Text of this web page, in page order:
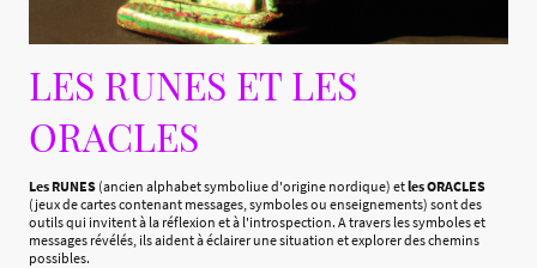
LES RUNES ET LES
ORACLES
Les RUNES (ancien alphabet symboliue d'origine nordique) etles ORACLES
(jeux de cartes contenant messages, symboles ou enseignements) sont des
outils qui invitent à la réflexion et à l'introspection. A travers les symboles et
messages révélés, ils aident à éclairer une situation et explorer des chemins
possibles.